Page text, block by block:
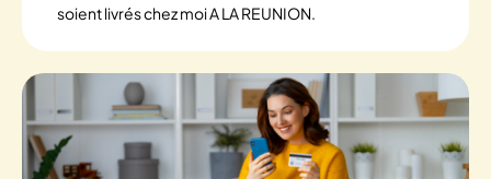
soient livrés chez moi A LA REUNION.